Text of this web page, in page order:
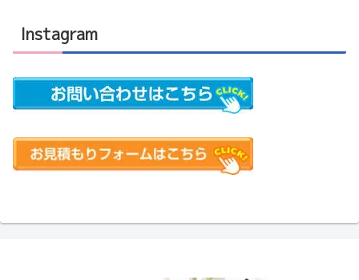
Instagram